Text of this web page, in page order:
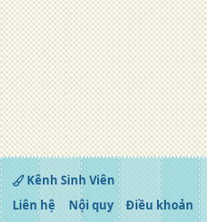
Kênh Sinh Viên
Liên hệ
Nội quy Điều khoản